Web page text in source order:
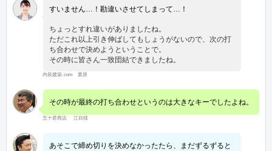
すいません…！勘違いさせてしまって…！
ちょっとすれ違いがありましたね。
ただこれ以上引き伸ばしてもしょうがないので、次の打
ち合わせで決めようということで。
その時に皆さん一致団結できましたね。
内装建築.com 栗原
その時が最終の打ち合わせというのは大きなキーでしたよね。
五十君商店 江目様
あそこで締め切りを決めなかったたら、まだずるずると